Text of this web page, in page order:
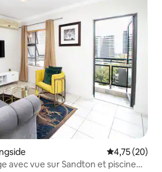
Note
4,75 (20)
avec vue sur Sandton et piscine